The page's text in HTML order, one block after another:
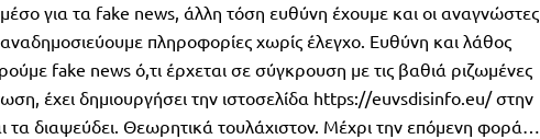
για τα fake news, άλλη τόση ευθύνη έχουμε και οι αναγνώστες
πληροφορίες χωρίς έλεγχο. Ευθύνη και λάθος
fake news ό,τι έρχεται σε σύγκρουση με τις βαθιά ριζωμένες
έχει δημιουργήσει την ιστοσελίδα https://euvsdisinfo.eu/ στην
τα διαψεύδει. Θεωρητικά τουλάχιστον. Μέχρι την επόμενη φορά…